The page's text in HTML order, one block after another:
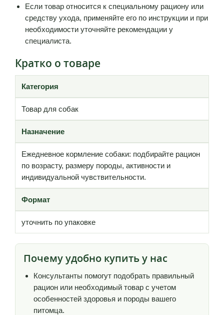
Если товар относится к специальному рациону или
средству ухода, применяйте его по инструкции и при
необходимости уточняйте рекомендации у
специалиста.
Кратко о товаре
Категория
Товар для собак
Назначение
Ежедневное кормление собаки: подбирайте рацион
по возрасту, размеру породы, активности и
индивидуальной чувствительности.
Формат
уточнить по упаковке
Почему удобно купить у нас
Консультанты помогут подобрать правильный
рацион или необходимый товар с учетом
особенностей здоровья и породы вашего
питомца.